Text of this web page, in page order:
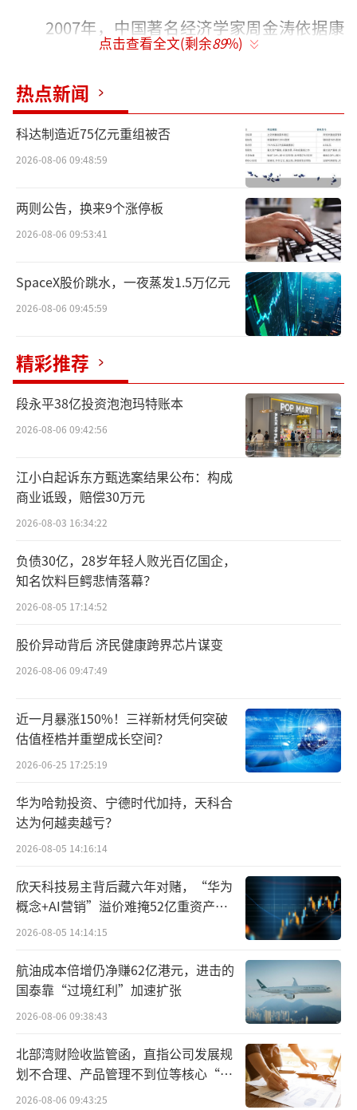
2007年，中国著名经济学家周金涛依据康
波周期等理论成功预测了美国次贷危机。此
成功预测全球资产价格动荡等系列预判，也都
一一应证。自此，“人生发财靠康波”这一金
句广为流传。
回望过去两个世纪中，全球已经经历五次
完整周期。其中，‌第一次康波周期（1782-1845
年）‌是以蒸汽机技术推动工业革命为核心，英
国由此成为“世界工厂”。‌在第二次康波周期
（1845-1892年）中，铁路的建设与钢铁工业迅
速发展推动了全球贸易的持续增长，美国由此
实现迅速崛起。
在第三次康波周期（（1892-1945年）中，
电力技术的普及将让人们带入到电气化时代。
在随后的第四次康波周期（约1940-1990）中，
伴随着汽车、石油化工与电子技术的普及大大
联网以及信息技术的飞速发展，智能手机在全
球实现大范围普及，新能源汽车技术不断突
破，人们由此进入到第五次康波周期（1990-20
25年）‌之中。不过，随着互联网、移动通信等
产业红利的充分释放，全球经济增长自2018年
以来陷入增长瓶颈期，由信息技术主导的第五
次康波周期逐渐进入到“萧条期”。在此背景
下，经济增速触底、失业率攀升、消费市场疲
软已成为全球性难题。
然而，就在第五轮康波周期遭遇低谷的当
下，人工智能、量子计算和生物技术的相继突
破又让人们看到了新一轮周期复苏的曙光。尤
其自ChatGPT横空出世以来，全球范围内人工
智能革命不断上演，各类AI应用更是如同雨后
春笋般纷至沓来。
点击查看全文(剩余89%)
热点新闻
科达制造近75亿元重组被否
2026-08-06 09:48:59
两则公告，换来9个涨停板
2026-08-06 09:53:41
SpaceX股价跳水，一夜蒸发1.5万亿元
2026-08-06 09:45:59
精彩推荐
段永平38亿投资泡泡玛特账本
2026-08-06 09:42:56
江小白起诉东方甄选案结果公布：构成
商业诋毁，赔偿30万元
2026-08-03 16:34:22
负债30亿，28岁年轻人败光百亿国企，
知名饮料巨鳄悲情落幕？
2026-08-05 17:14:52
股价异动背后 济民健康跨界芯片谋变
2026-08-06 09:47:49
近一月暴涨150%！三祥新材凭何突破
估值桎梏并重塑成长空间？
2026-06-25 17:25:19
华为哈勃投资、宁德时代加持，天科合
达为何越卖越亏？
2026-08-05 14:16:14
欣天科技易主背后藏六年对赌，“华为
概念+AI营销”溢价难掩52亿重资产考
验
2026-08-05 14:14:15
航油成本倍增仍净赚62亿港元，进击的
国泰靠“过境红利”加速扩张
2026-08-06 09:38:43
北部湾财险收监管函，直指公司发展规
划不合理、产品管理不到位等核心“痛
点”
2026-08-06 09:43:25